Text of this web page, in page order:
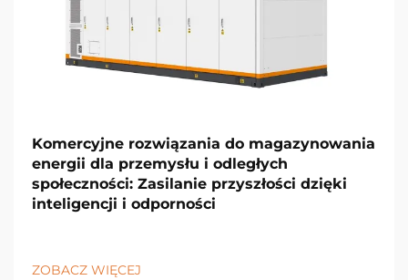
Komercyjne rozwiązania do magazynowania
energii dla przemysłu i odległych
społeczności: Zasilanie przyszłości dzięki
inteligencji i odporności
ZOBACZ WIĘCEJ